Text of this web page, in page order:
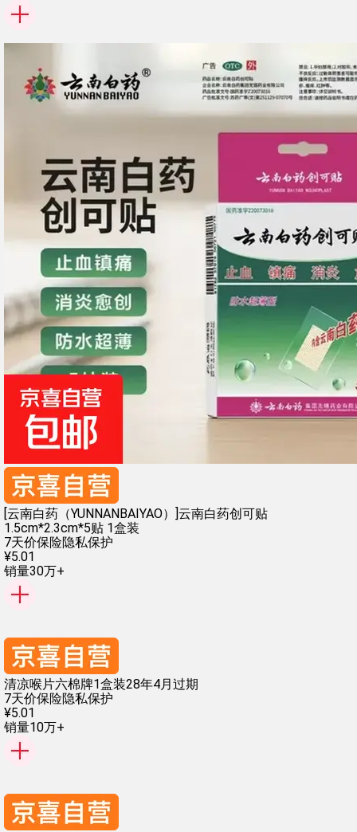
[云南白药（YUNNANBAIYAO）]云南白药创可贴
1.5cm*2.3cm*5贴 1盒装
7天价保险隐私保护
¥5.01
销量30万+
清凉喉片六棉牌1盒装28年4月过期
7天价保险隐私保护
¥5.01
销量10万+